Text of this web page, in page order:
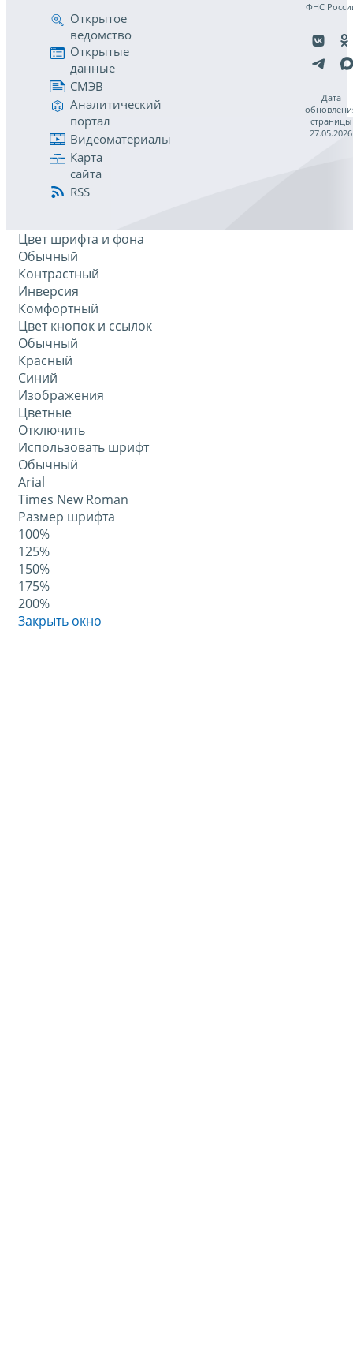
Открытое
ведомство
Открытые
данные
СМЭВ
Аналитический
портал
Видеоматериалы
Карта
сайта
RSS
ФНС
Дата
страницы
27.05.2026
Цвет шрифта и фона
Обычный
Контрастный
Инверсия
Комфортный
Цвет кнопок и ссылок
Обычный
Красный
Синий
Изображения
Цветные
Отключить
Использовать шрифт
Обычный
Arial
Times New Roman
Размер шрифта
100%
125%
150%
175%
200%
Закрыть окно